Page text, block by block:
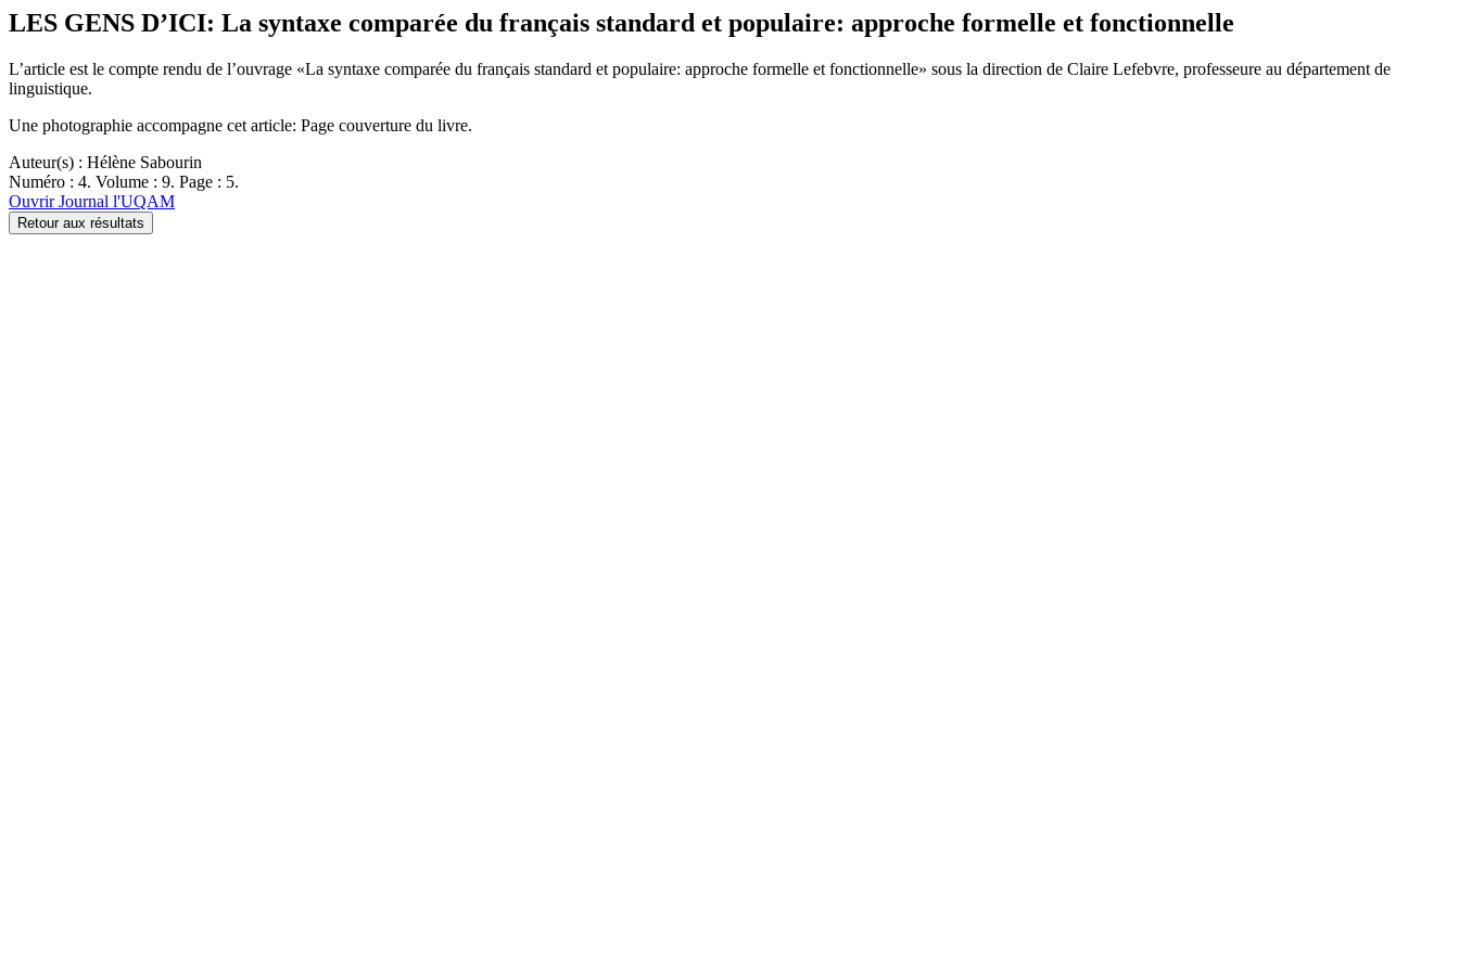
LES GENS D’ICI: La syntaxe comparée du français standard et populaire: approche formelle et fonctionnelle
L’article est le compte rendu de l’ouvrage «La syntaxe comparée du français standard et populaire: approche formelle et fonctionnelle» sous la direction de Claire Lefebvre, professeure au département de
linguistique.
Une photographie accompagne cet article: Page couverture du livre.
Auteur(s) : Hélène Sabourin
Numéro : 4. Volume : 9. Page : 5.
Ouvrir Journal l'UQAM
Retour aux résultats